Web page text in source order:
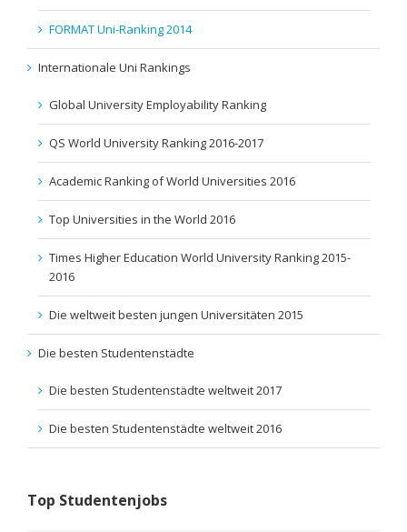
FORMAT Uni-Ranking 2014
Internationale Uni Rankings
Global University Employability Ranking
QS World University Ranking 2016-2017
Academic Ranking of World Universities 2016
Top Universities in the World 2016
Times Higher Education World University Ranking 2015-
2016
Die weltweit besten jungen Universitäten 2015
Die besten Studentenstädte
Die besten Studentenstädte weltweit 2017
Die besten Studentenstädte weltweit 2016
Top Studentenjobs